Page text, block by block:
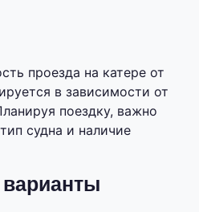
проезда на катере от
в зависимости от
поездку, важно
судна и наличие